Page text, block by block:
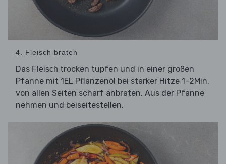
4. Fleisch braten
Das Fleisch trocken tupfen und in einer großen
Pfanne mit 1EL Pflanzenöl bei starker Hitze 1–2Min.
von allen Seiten scharf anbraten. Aus der Pfanne
nehmen und beiseitestellen.